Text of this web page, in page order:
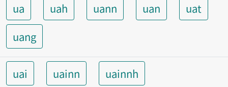
ua uah uann uan
uat
uang
uai uainn uainnh